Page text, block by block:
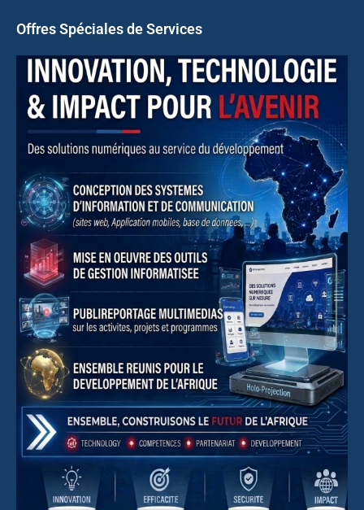
Offres Spéciales de Services